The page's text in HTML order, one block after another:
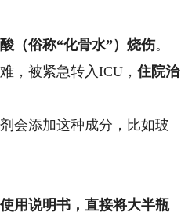
（俗称“化骨水”）烧伤。
，被紧急转入ICU，住院治
会添加这种成分，比如玻
用说明书，直接将大半瓶